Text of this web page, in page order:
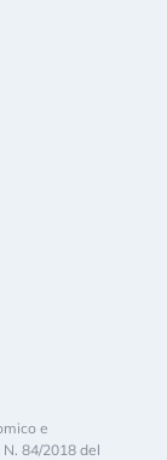
e
84/2018 del